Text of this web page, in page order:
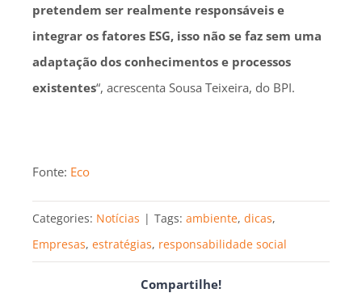
pretendem ser realmente responsáveis e
integrar os fatores ESG, isso não se faz sem uma
adaptação dos conhecimentos e processos
existentes“, acrescenta Sousa Teixeira, do BPI.
Fonte: Eco
Categories: Notícias | Tags: ambiente, dicas,
Empresas, estratégias, responsabilidade social
Compartilhe!